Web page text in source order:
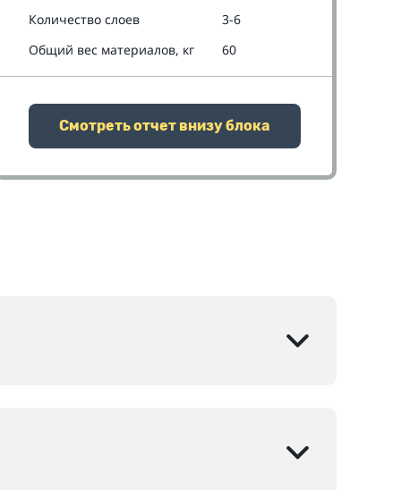
Количество слоев
3-6
Общий вес материалов, кг
60
Смотреть отчет внизу блока